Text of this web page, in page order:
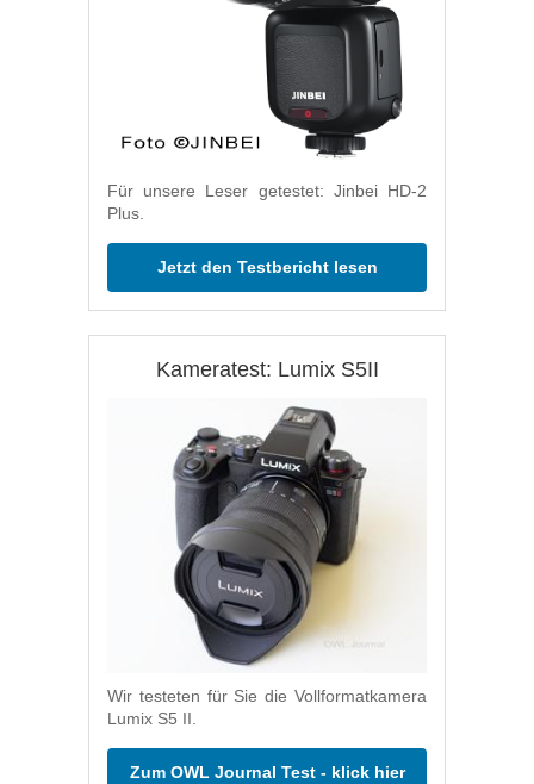
Für unsere Leser getestet: Jinbei HD-2
Plus.
Jetzt den Testbericht lesen
Kameratest: Lumix S5II
Wir testeten für Sie die Vollformatkamera
Lumix S5 II.
Zum OWL Journal Test - klick hier